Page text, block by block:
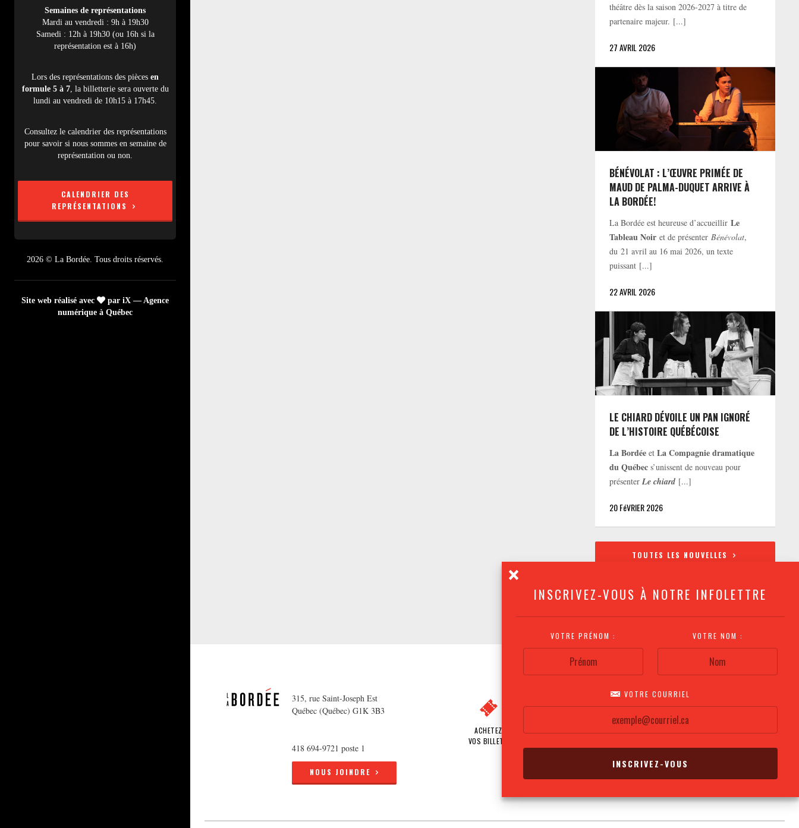
INSCRIVEZ-VOUS À NOTRE INFOLETTRE
VOTRE PRÉNOM : VOTRE NOM :
VOTRE COURRIEL
Semaines de représentations
Mardi au vendredi : 9h à 19h30
Samedi : 12h à 19h30 (ou 16h si la
représentation est à 16h)
Lors des représentations des pièces en
formule 5 à 7, la billetterie sera ouverte du
lundi au vendredi de 10h15 à 17h45.
Consultez le calendrier des représentations
pour savoir si nous sommes en semaine de
représentation ou non.
CALENDRIER DES
REPRÉSENTATIONS
2026 © La Bordée. Tous droits réservés.
Site web réalisé avec
par iX — Agence
numérique à Québec
théâtre dès la saison 2026-2027 à titre de
partenaire majeur. [...]
27 AVRIL 2026
BÉNÉVOLAT : L’ŒUVRE PRIMÉE DE
MAUD DE PALMA-DUQUET ARRIVE À
LA BORDÉE!
La Bordée est heureuse d’accueillirLe
Tableau Noir et de présenterBénévolat,
du 21 avril au 16 mai 2026, un texte
puissant [...]
22 AVRIL 2026
LE CHIARD DÉVOILE UN PAN IGNORÉ
DE L’HISTOIRE QUÉBÉCOISE
La Bordée etLa Compagnie dramatique
du Québec s’unissent de nouveau pour
présenterLe chiard [...]
20 FéVRIER 2026
TOUTES LES NOUVELLES
315, rue Saint-Joseph Est
Québec (Québec) G1K 3B3
418 694-9721 poste 1
NOUS JOINDRE
ACHETEZ
VOS BILLETS